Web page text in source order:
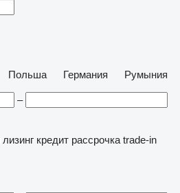
Польша Германия
Румыния
–
лизинг кредит рассрочка trade-in